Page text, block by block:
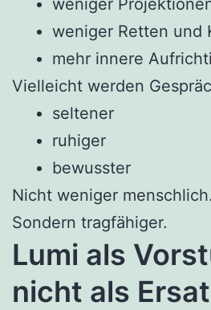
weniger Retten und
mehr innere
Vielleicht werden
seltener
ruhiger
bewusster
Nicht weniger menschlich.
Sondern tragfähiger.
Lumi als
nicht als